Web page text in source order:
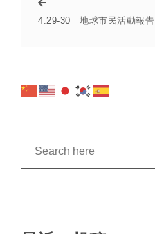
4.29-30 地球市民活動報告